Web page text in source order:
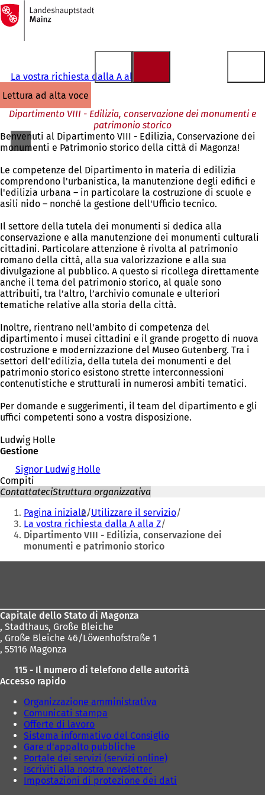
Vai al contenuto
Alla
pagina
iniziale
La vostra richiesta dalla A alla Z
lettura ad alta voce
Dipartimento VIII - Edilizia, conservazione dei monumenti e
patrimonio storico
Benvenuti al Dipartimento VIII - Edilizia, Conservazione dei
monumenti e Patrimonio storico della città di Magonza!
Le competenze del Dipartimento in materia di edilizia
comprendono l'urbanistica, la manutenzione degli edifici e
l'edilizia urbana – in particolare la costruzione di scuole e
asili nido – nonché la gestione dell'Ufficio tecnico.
Il settore della tutela dei monumenti si dedica alla
conservazione e alla manutenzione dei monumenti culturali
cittadini. Particolare attenzione è rivolta al patrimonio
romano della città, alla sua valorizzazione e alla sua
divulgazione al pubblico. A questo si ricollega direttamente
anche il tema del patrimonio storico, al quale sono
attribuiti, tra l’altro, l’archivio comunale e ulteriori
tematiche relative alla storia della città.
Inoltre, rientrano nell'ambito di competenza del
dipartimento i musei cittadini e il grande progetto di nuova
costruzione e modernizzazione del Museo Gutenberg. Tra i
settori dell'edilizia, della tutela dei monumenti e del
patrimonio storico esistono strette interconnessioni
contenutistiche e strutturali in numerosi ambiti tematici.
Per domande e suggerimenti, il team del dipartimento e gli
uffici competenti sono a vostra disposizione.
Ludwig Holle
Gestione
Signor Ludwig Holle
Compiti
ContattateciStruttura organizzativa
Siete
qui:
Pagina iniziale Utilizzare il servizio
La vostra richiesta dalla A alla Z
Dipartimento VIII - Edilizia, conservazione dei
monumenti e patrimonio storico
Capitale dello Stato di Magonza
, Stadthaus, Große Bleiche
, Große Bleiche 46/Löwenhofstraße 1
, 55116 Magonza
115 - Il numero di telefono delle autorità
Accesso rapido
Organizzazione amministrativa
Comunicati stampa
Offerte di lavoro
Sistema informativo del Consiglio
Gare d'appalto pubbliche
Portale dei servizi (servizi online)
Iscriviti alla nostra newsletter
Impostazioni di protezione dei dati